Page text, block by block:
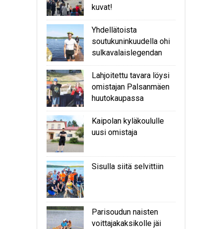
kuvat!
Yhdellätoista
soutukuninkuudella ohi
sulkavalaislegendan
Lahjoitettu tavara löysi
omistajan Palsanmäen
huutokaupassa
Kaipolan kyläkoululle
uusi omistaja
Sisulla siitä selvittiin
Parisoudun naisten
voittajakaksikolle jäi